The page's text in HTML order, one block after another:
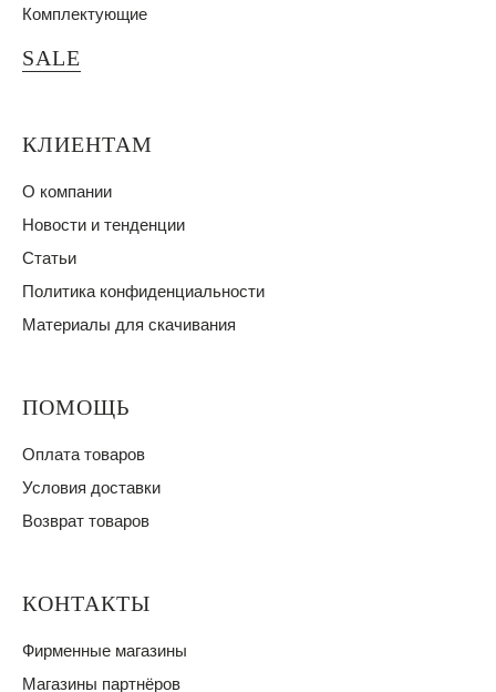
Комплектующие
SALE
КЛИЕНТАМ
О компании
Новости и тенденции
Статьи
Политика конфиденциальности
Материалы для скачивания
ПОМОЩЬ
Оплата товаров
Условия доставки
Возврат товаров
КОНТАКТЫ
Фирменные магазины
Магазины партнёров